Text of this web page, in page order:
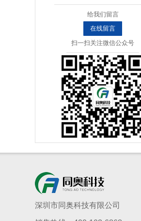
给我们留言
在线留言
扫一扫关注微信公众号
深圳市同奥科技有限公司